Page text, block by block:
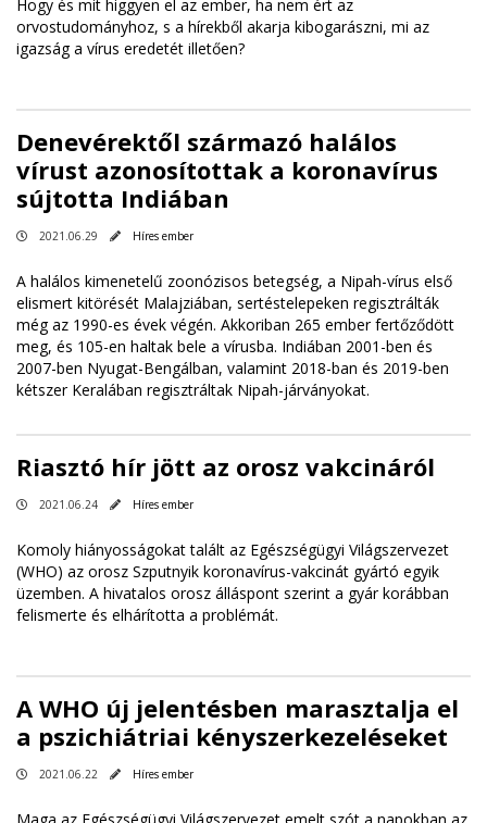
Hogy és mit higgyen el az ember, ha nem ért az
orvostudományhoz, s a hírekből akarja kibogarászni, mi az
igazság a vírus eredetét illetően?
Denevérektől származó halálos
vírust azonosítottak a koronavírus
sújtotta Indiában
2021.06.29 Híres ember
A halálos kimenetelű zoonózisos betegség, a Nipah-vírus első
elismert kitörését Malajziában, sertéstelepeken regisztrálták
még az 1990-es évek végén. Akkoriban 265 ember fertőződött
meg, és 105-en haltak bele a vírusba. Indiában 2001-ben és
2007-ben Nyugat-Bengálban, valamint 2018-ban és 2019-ben
kétszer Keralában regisztráltak Nipah-járványokat.
Riasztó hír jött az orosz vakcináról
2021.06.24 Híres ember
Komoly hiányosságokat talált az Egészségügyi Világszervezet
(WHO) az orosz Szputnyik koronavírus-vakcinát gyártó egyik
üzemben. A hivatalos orosz álláspont szerint a gyár korábban
felismerte és elhárította a problémát.
A WHO új jelentésben marasztalja el
a pszichiátriai kényszerkezeléseket
2021.06.22 Híres ember